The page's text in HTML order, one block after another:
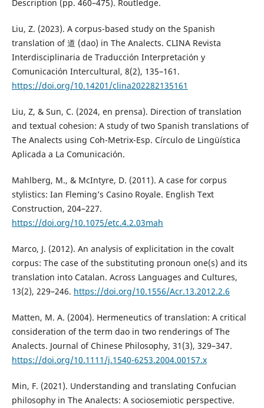
Description (pp. 460–475). Routledge.
Liu, Z. (2023). A corpus-based study on the Spanish
translation of 道 (dao) in The Analects. CLINA Revista
Interdisciplinaria de Traducción Interpretación y
Comunicación Intercultural, 8(2), 135–161.
https://doi.org/10.14201/clina202282135161
Liu, Z, & Sun, C. (2024, en prensa). Direction of translation
and textual cohesion: A study of two Spanish translations of
The Analects using Coh-Metrix-Esp. Círculo de Lingüística
Aplicada a La Comunicación.
Mahlberg, M., & McIntyre, D. (2011). A case for corpus
stylistics: Ian Fleming’s Casino Royale. English Text
Construction, 204–227.
https://doi.org/10.1075/etc.4.2.03mah
Marco, J. (2012). An analysis of explicitation in the covalt
corpus: The case of the substituting pronoun one(s) and its
translation into Catalan. Across Languages and Cultures,
13(2), 229–246. https://doi.org/10.1556/Acr.13.2012.2.6
Matten, M. A. (2004). Hermeneutics of translation: A critical
consideration of the term dao in two renderings of The
Analects. Journal of Chinese Philosophy, 31(3), 329–347.
https://doi.org/10.1111/j.1540-6253.2004.00157.x
Min, F. (2021). Understanding and translating Confucian
philosophy in The Analects: A sociosemiotic perspective.